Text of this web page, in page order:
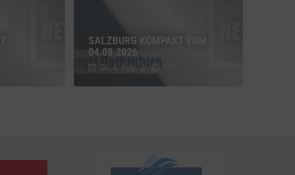
SALZBURG KOMPAKT VOM
04.08.2026
Di., 4. Aug. //